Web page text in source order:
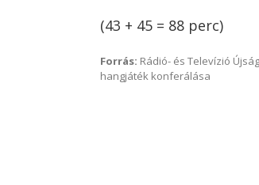
(43 + 45 = 88 perc)
Forrás: Rádió- és Televízió
hangjáték konferálása